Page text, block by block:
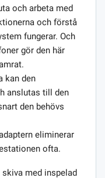
och arbeta med
och förstå
fungerar. Och
gör den här
kan den
anslutas till den
den behövs
eliminerar
ofta.
skiva med inspelad